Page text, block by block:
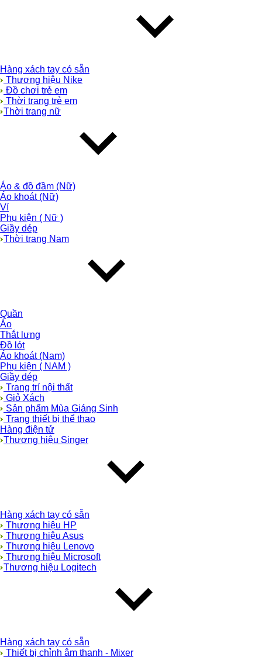
Hàng xách tay có sẵn
Thương hiệu Nike
Đồ chơi trẻ em
Thời trang trẻ em
Thời trang nữ
Áo & đồ đầm (Nữ)
Áo khoát (Nữ)
Ví
Phụ kiện ( Nữ )
Giầy dép
Thời trang Nam
Quần
Áo
Thắt lưng
Đồ lót
Áo khoát (Nam)
Phụ kiện ( NAM )
Giầy dép
Trang trí nội thất
Giỏ Xách
Sản phẩm Mùa Giáng Sinh
Trang thiết bị thể thao
Hàng điện tử
Thương hiệu Singer
Hàng xách tay có sẵn
Thương hiệu HP
Thương hiệu Asus
Thương hiệu Lenovo
Thương hiệu Microsoft
Thương hiệu Logitech
Hàng xách tay có sẵn
Thiết bị chỉnh âm thanh - Mixer